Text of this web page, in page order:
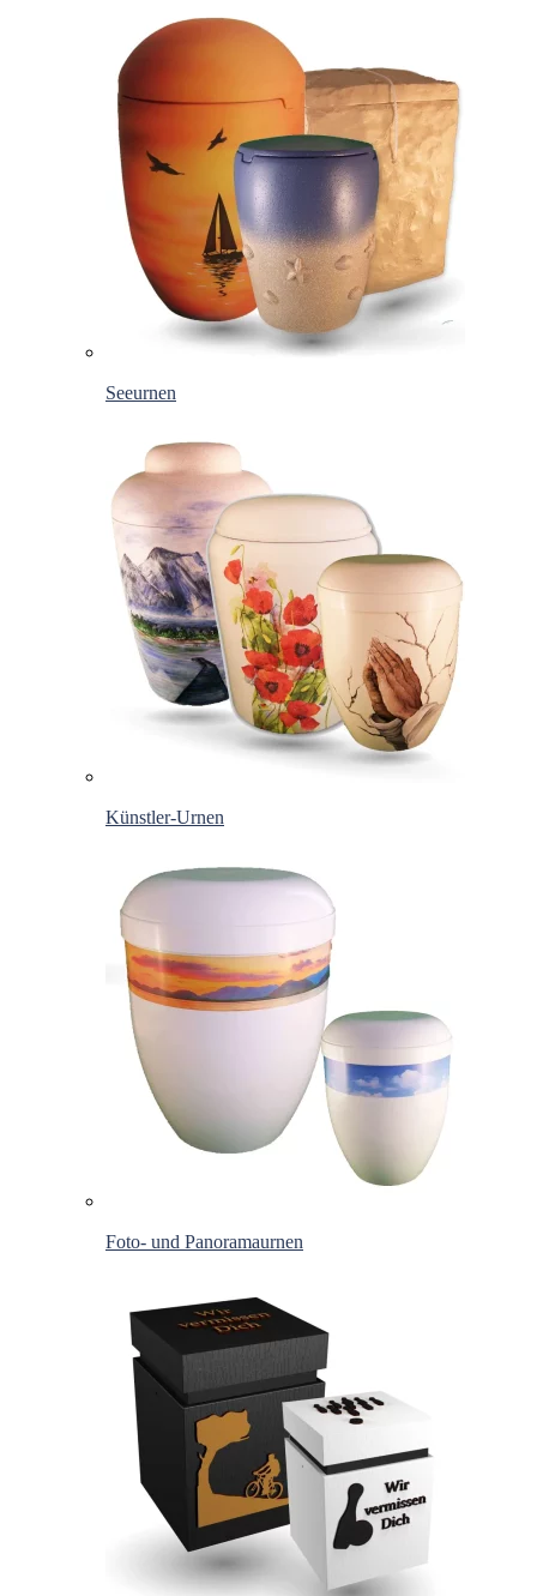
Seeurnen
Künstler-Urnen
Foto- und Panoramaurnen